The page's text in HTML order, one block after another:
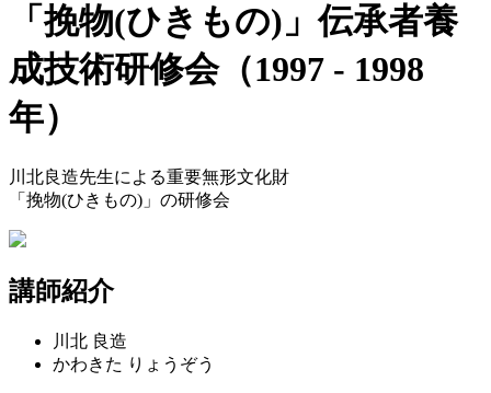
「挽物(ひきもの)」伝承者養
成技術研修会（1997 - 1998
年）
川北良造先生による重要無形文化財
「挽物(ひきもの)」の研修会
講師紹介
川北 良造
かわきた りょうぞう